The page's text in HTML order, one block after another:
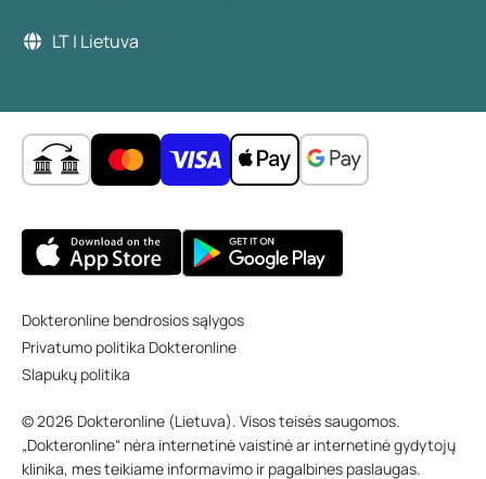
LT | Lietuva
Dokteronline bendrosios sąlygos
Privatumo politika Dokteronline
Slapukų politika
© 2026 Dokteronline (Lietuva). Visos teisės saugomos.
„Dokteronline“ nėra internetinė vaistinė ar internetinė gydytojų
klinika, mes teikiame informavimo ir pagalbines paslaugas.